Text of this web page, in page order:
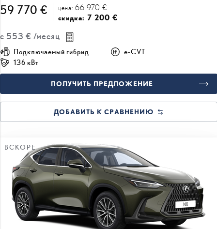
59 770 € цена: 66 970 €
скидка: 7 200 €
с 553 € /месяц
Подключаемый гибрид
e-CVT
136 кВт
ПОЛУЧИТЬ ПРЕДЛОЖЕНИЕ
ДОБАВИТЬ К СРАВНЕНИЮ
ВСКОРЕ